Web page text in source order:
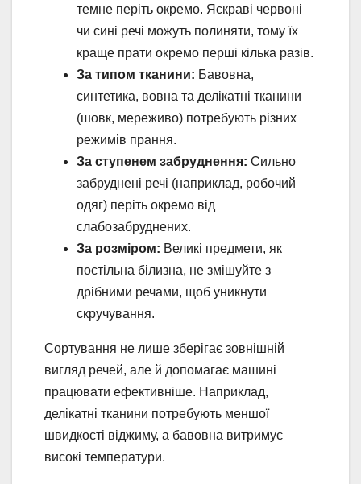
темне періть окремо. Яскраві червоні
чи сині речі можуть полиняти, тому їх
краще прати окремо перші кілька разів.
За типом тканини: Бавовна,
синтетика, вовна та делікатні тканини
(шовк, мереживо) потребують різних
режимів прання.
За ступенем забруднення: Сильно
забруднені речі (наприклад, робочий
одяг) періть окремо від
слабозабруднених.
За розміром: Великі предмети, як
постільна білизна, не змішуйте з
дрібними речами, щоб уникнути
скручування.
Сортування не лише зберігає зовнішній
вигляд речей, але й допомагає машині
працювати ефективніше. Наприклад,
делікатні тканини потребують меншої
швидкості віджиму, а бавовна витримує
високі температури.